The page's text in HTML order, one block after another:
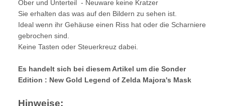
Ober und Unterteil - Neuware keine Kratzer
Sie erhalten das was auf den Bildern zu sehen ist.
Ideal wenn ihr Gehäuse einen Riss hat oder die Scharniere
gebrochen sind.
Keine Tasten oder Steuerkreuz dabei.
Es handelt sich bei diesem Artikel um die Sonder
Edition : New Gold Legend of Zelda Majora's Mask
Hinweise: